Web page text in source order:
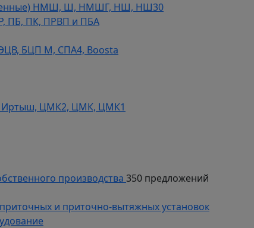
НМШ, Ш, НМШГ, НШ, НШ30
ПБ, ПК, ПРВП и ПБА
БЦП М, СПА4, Boosta
Иртыш, ЦМК2, ЦМК, ЦМК1
производства 350 предложений
и приточно-вытяжных установок